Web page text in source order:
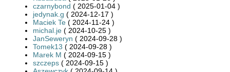
czarnybond ( 2025-01-04 )
jedynak.g ( 2024-12-17 )
Maciek Te ( 2024-11-24 )
michal.je ( 2024-10-25 )
JanSeweryn ( 2024-09-28 )
Tomek13 ( 2024-09-28 )
Marek M ( 2024-09-15 )
szczeps ( 2024-09-15 )